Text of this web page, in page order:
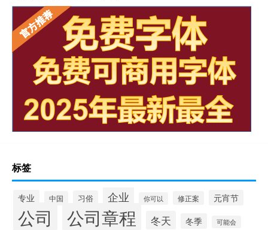
标签
专业 中国 习俗 企业 你可以 修正案 元宵节
公司 公司章程 冬天 冬季 可能会